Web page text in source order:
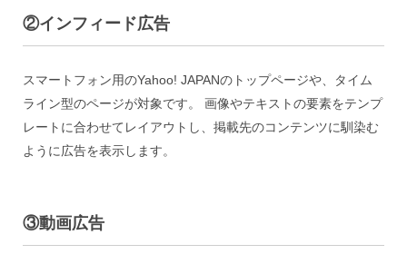
②インフィード広告
スマートフォン用のYahoo! JAPANのトップページや、タイム
ライン型のページが対象です。 画像やテキストの要素をテンプ
レートに合わせてレイアウトし、掲載先のコンテンツに馴染む
ように広告を表示します。
③動画広告